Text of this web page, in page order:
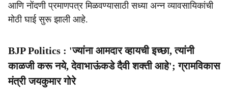
आणि नोंदणी प्रमाणपत्र मिळवण्यासाठी सध्या अन्न व्यावसायिकांची
मोठी घाई सुरू झाली आहे.
BJP Politics : 'ज्यांना आमदार व्हायची इच्छा, त्यांनी
काळजी करू नये, देवाभाऊंकडे दैवी शक्ती आहे'; ग्रामविकास
मंत्री जयकुमार गोरे